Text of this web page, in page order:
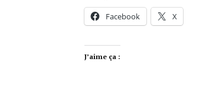
Facebook X
J’aime ça :